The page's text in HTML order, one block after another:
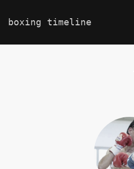
boxing timeline